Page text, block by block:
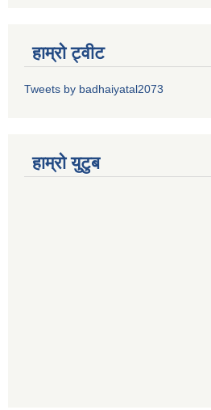
हाम्रो ट्वीट
Tweets by badhaiyatal2073
हाम्रो युटुब